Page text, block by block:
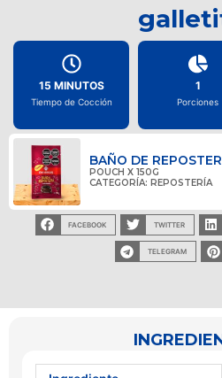
15 MINUTOS
Tiempo de Cocción
1
Porciones
BAÑO DE
POUCH X 150G
CATEGORÍA: REPOSTERÍA
FACEBOOK TWITTER
TELEGRAM